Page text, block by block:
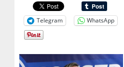
Telegram WhatsApp